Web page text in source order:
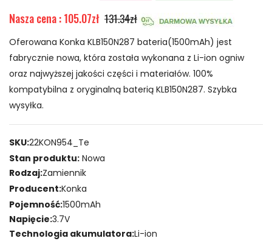
Nasza cena : 105.07zł 131.34zł
Oferowana Konka KLB150N287 bateria(1500mAh) jest
fabrycznie nowa, która została wykonana z Li-ion ogniw
oraz najwyższej jakości części i materiałów. 100%
kompatybilna z oryginalną baterią KLB150N287. Szybka
wysyłka.
SKU:22KON954_Te
Stan produktu: Nowa
Rodzaj:Zamiennik
Producent:Konka
Pojemność:1500mAh
Napięcie:3.7V
Technologia akumulatora:Li-ion